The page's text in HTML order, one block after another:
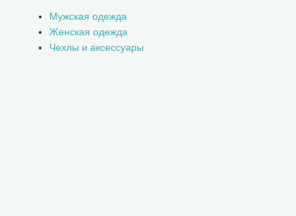
Мужская одежда
Женская одежда
Чехлы и аксессуары